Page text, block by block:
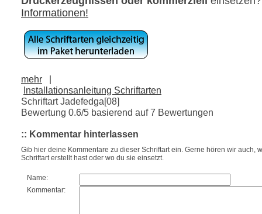
Informationen!
mehr
|
Installationsanleitung Schriftarten
Schriftart Jadefedga[08]
Bewertung 0.6/5 basierend auf7 Bewertungen
:: Kommentar hinterlassen
Gib hier deine Kommentare zu dieser Schriftart ein. Gerne hören wir auch,
Schriftart erstellt hast oder wo du sie einsetzt.
Name:
Kommentar: